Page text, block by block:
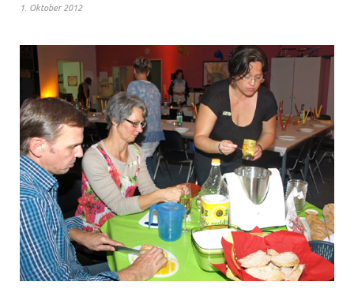
1. Oktober 2012